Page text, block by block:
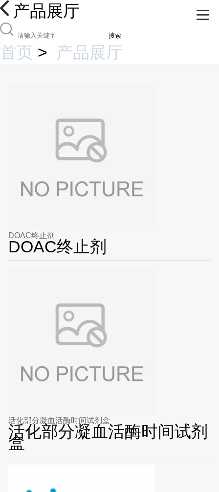
产品展厅
搜索
首页 > 产品展厅
DOAC终止剂
DOAC终止剂
活化部分凝血活酶时间试剂盒
活化部分凝血活酶时间试剂
盒